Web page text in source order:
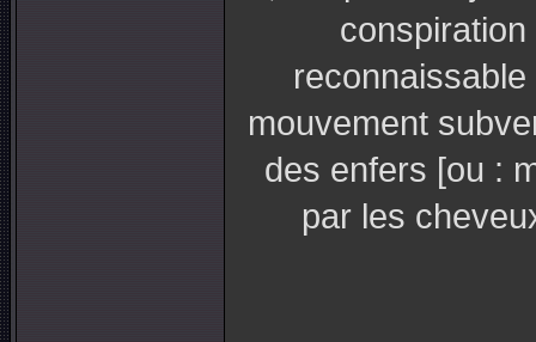
mouvement
des enfers [ou :
par les